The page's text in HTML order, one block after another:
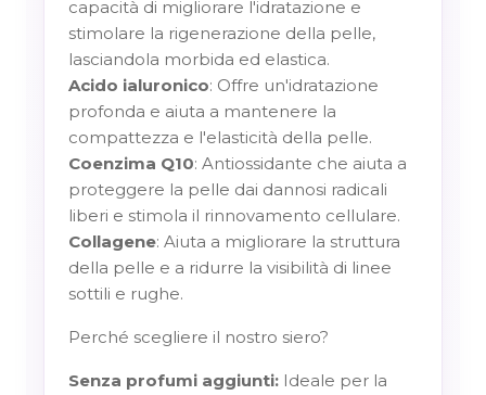
capacità di migliorare l'idratazione e
stimolare la rigenerazione della pelle,
lasciandola morbida ed elastica.
Acido ialuronico: Offre un'idratazione
profonda e aiuta a mantenere la
compattezza e l'elasticità della pelle.
Coenzima Q10: Antiossidante che aiuta a
proteggere la pelle dai dannosi radicali
liberi e stimola il rinnovamento cellulare.
Collagene: Aiuta a migliorare la struttura
della pelle e a ridurre la visibilità di linee
sottili e rughe.
Perché scegliere il nostro siero?
Senza profumi aggiunti: Ideale per la